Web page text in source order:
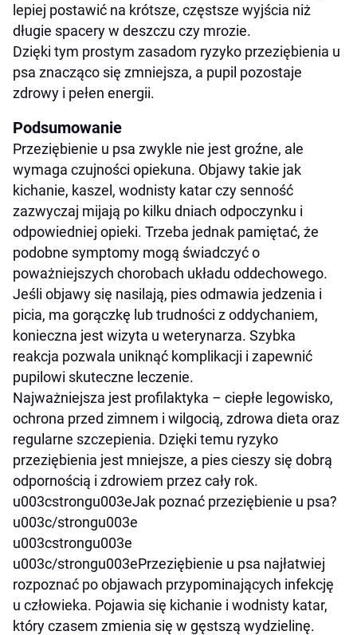
lepiej postawić na krótsze, częstsze wyjścia niż
długie spacery w deszczu czy mrozie.
Dzięki tym prostym zasadom ryzyko przeziębienia u
psa znacząco się zmniejsza, a pupil pozostaje
zdrowy i pełen energii.
Podsumowanie
Przeziębienie u psa zwykle nie jest groźne, ale
wymaga czujności opiekuna. Objawy takie jak
kichanie, kaszel, wodnisty katar czy senność
zazwyczaj mijają po kilku dniach odpoczynku i
odpowiedniej opieki. Trzeba jednak pamiętać, że
podobne symptomy mogą świadczyć o
poważniejszych chorobach układu oddechowego.
Jeśli objawy się nasilają, pies odmawia jedzenia i
picia, ma gorączkę lub trudności z oddychaniem,
konieczna jest wizyta u weterynarza. Szybka
reakcja pozwala uniknąć komplikacji i zapewnić
pupilowi skuteczne leczenie.
Najważniejsza jest profilaktyka – ciepłe legowisko,
ochrona przed zimnem i wilgocią, zdrowa dieta oraz
regularne szczepienia. Dzięki temu ryzyko
przeziębienia jest mniejsze, a pies cieszy się dobrą
odpornością i zdrowiem przez cały rok.
u003cstrongu003eJak poznać przeziębienie u psa?
u003c/strongu003e
u003cstrongu003e
u003c/strongu003ePrzeziębienie u psa najłatwiej
rozpoznać po objawach przypominających infekcję
u człowieka. Pojawia się kichanie i wodnisty katar,
który czasem zmienia się w gęstszą wydzielinę.